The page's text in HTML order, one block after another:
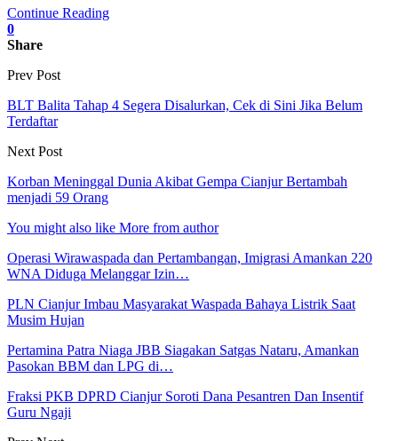
Continue Reading
0
Share
Prev Post
BLT Balita Tahap 4 Segera Disalurkan, Cek di Sini Jika Belum
Terdaftar
Next Post
Korban Meninggal Dunia Akibat Gempa Cianjur Bertambah
menjadi 59 Orang
You might also like More from author
Operasi Wirawaspada dan Pertambangan, Imigrasi Amankan 220
WNA Diduga Melanggar Izin…
PLN Cianjur Imbau Masyarakat Waspada Bahaya Listrik Saat
Musim Hujan
Pertamina Patra Niaga JBB Siagakan Satgas Nataru, Amankan
Pasokan BBM dan LPG di…
Fraksi PKB DPRD Cianjur Soroti Dana Pesantren Dan Insentif
Guru Ngaji